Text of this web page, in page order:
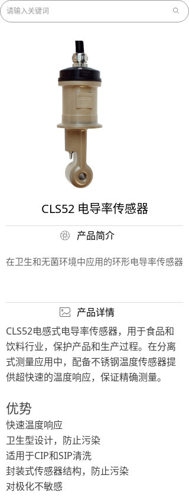
ꄙ
CLS52 电导率传感器
产品简介
在卫生和无菌环境中应用的环形电导率传感器
产品详情
CLS52电感式电导率传感器，用于食品和
饮料行业，保护产品和生产过程。在分离
式测量应用中，配备不锈钢温度传感器提
供超快速的温度响应，保证精确测量。
优势
快速温度响应
卫生型设计，防止污染
适用于CIP和SIP清洗
封装式传感器结构，防止污染
对极化不敏感
ꁵ
ꂈ